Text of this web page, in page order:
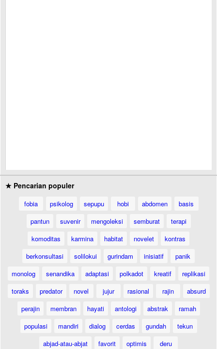
★ Pencarian populer
fobia psikolog sepupu hobi abdomen
basis
pantun
suvenir mengoleksi semburat
terapi
komoditas
karmina habitat novelet
kontras
berkonsultasi
solilokui gurindam inisiatif
panik
monolog
senandika adaptasi polkadot kreatif
replikasi
toraks
predator novel jujur rasional rajin
absurd
perajin
membran hayati antologi abstrak
ramah
populasi
mandiri dialog cerdas gundah
tekun
abjad-atau-abjat
favorit optimis deru